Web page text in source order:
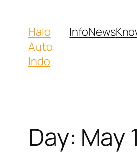
Halo
Auto
Indo
InfoNews
Day: May